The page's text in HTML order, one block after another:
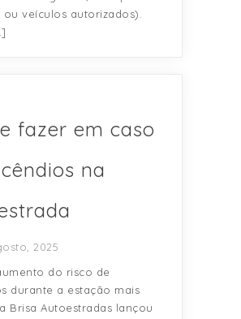
ou veículos autorizados).
fazer em caso
na
2025
do risco de
durante a estação mais
Brisa Autoestradas lançou